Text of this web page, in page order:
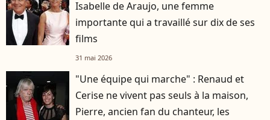
Isabelle de Araujo, une femme
importante qui a travaillé sur dix de ses
films
31 mai 2026
"Une équipe qui marche" : Renaud et
Cerise ne vivent pas seuls à la maison,
Pierre, ancien fan du chanteur, les